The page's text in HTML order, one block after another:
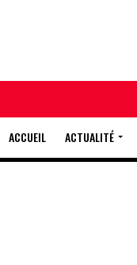
ACCUEIL ACTUALITÉ